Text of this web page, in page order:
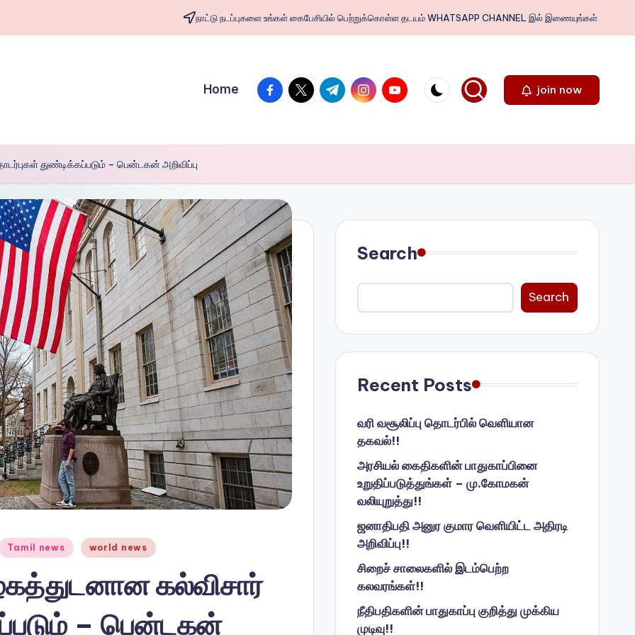
நாட்டு நடப்புகளை உங்கள் கைபேசியில் பெற்றுக்கொள்ள தடயம் WHATSAPP CHANNEL இல் இணையுங்கள்
Home facebook.com
twitter.com
t.me instagram.com
youtube.com join now
துண்டிக்கப்படும் – பென்டகன் அறிவிப்பு
Tamil news world news
கல்விசார்
– பென்டகன்
Search
Search
Recent Posts
வரி வசூலிப்பு தொடர்பில் வெளியான
தகவல்!!
அரசியல் கைதிகளின் பாதுகாப்பினை
உறுதிப்படுத்துங்கள் – மு.கோமகன்
வலியுறுத்து!!
ஜனாதிபதி அனுர குமார வெளியிட்ட அதிரடி
அறிவிப்பு!!
சிறைச் சாலைகளில் இடம்பெற்ற
கலவரங்கள்!!
நீதிபதிகளின் பாதுகாப்பு குறித்து முக்கிய
முடிவு!!